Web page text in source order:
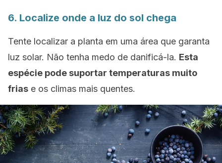
6. Localize onde a luz do sol chega
Tente localizar a planta em uma área que garanta
luz solar. Não tenha medo de danificá-la. Esta
espécie pode suportar temperaturas muito
frias e os climas mais quentes.